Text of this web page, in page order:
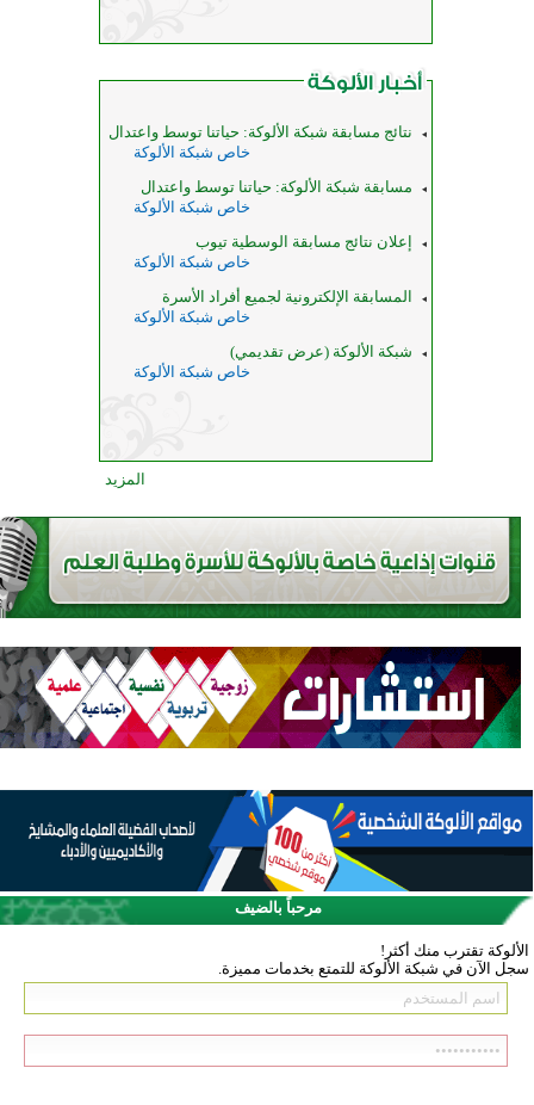
نتائج مسابقة شبكة الألوكة: حياتنا توسط واعتدال
خاص شبكة الألوكة
مسابقة شبكة الألوكة: حياتنا توسط واعتدال
خاص شبكة الألوكة
إعلان نتائج مسابقة الوسطية تيوب
خاص شبكة الألوكة
المسابقة الإلكترونية لجميع أفراد الأسرة
خاص شبكة الألوكة
شبكة الألوكة (عرض تقديمي)
خاص شبكة الألوكة
المزيد
مرحباً بالضيف
الألوكة تقترب منك أكثر!
سجل الآن في شبكة الألوكة للتمتع بخدمات مميزة.